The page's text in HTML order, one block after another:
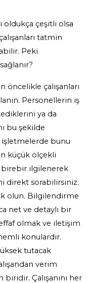
oldukça çeşitli olsa
tatmin
Peki
öncelikle çalışanları
Personellerin iş
ya da
bu şekilde
işletmelerde bunu
küçük ölçekli
ilgilenerek
direkt sorabilirsiniz.
olun. Bilgilendirme
net ve detaylı bir
olmak ve iletişim
konulardır.
tutacak
verim
Çalışanını her